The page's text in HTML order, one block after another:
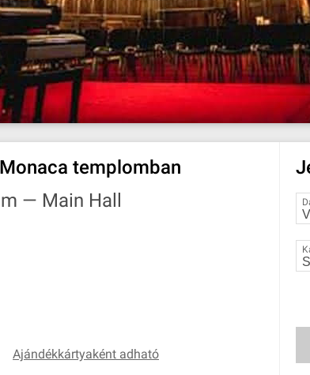
templomban
— Main Hall
Ajándékkártyaként adható